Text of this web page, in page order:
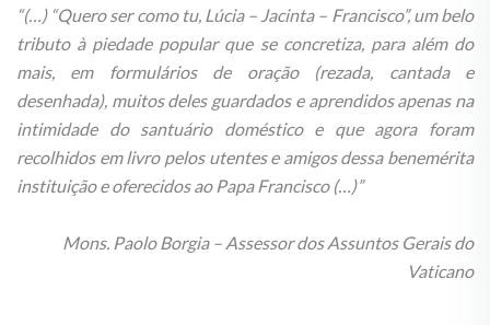
“(…) “Quero ser como tu, Lúcia – Jacinta – Francisco”, um belo
tributo à piedade popular que se concretiza, para além do
mais, em formulários de oração (rezada, cantada e
desenhada), muitos deles guardados e aprendidos apenas na
intimidade do santuário doméstico e que agora foram
recolhidos em livro pelos utentes e amigos dessa benemérita
instituição e oferecidos ao Papa Francisco (…)”
Mons. Paolo Borgia – Assessor dos Assuntos Gerais do
Vaticano